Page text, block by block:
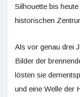
Silhouette bis
historischen
Als vor genau drei
Bilder der
lösten sie
und eine Welle der